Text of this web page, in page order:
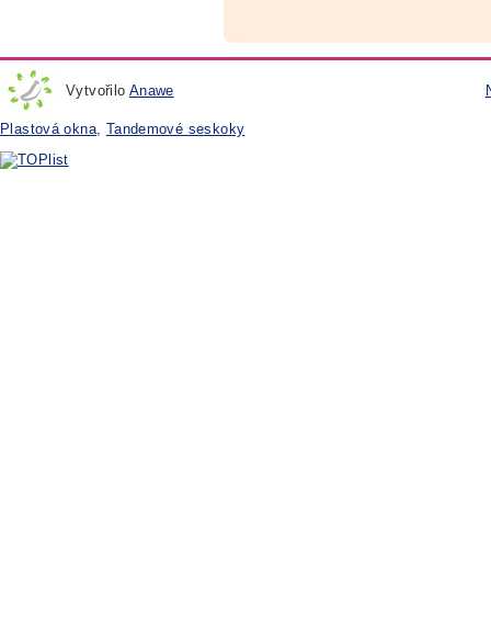
Vytvořilo Anawe
Plastová okna, Tandemové seskoky